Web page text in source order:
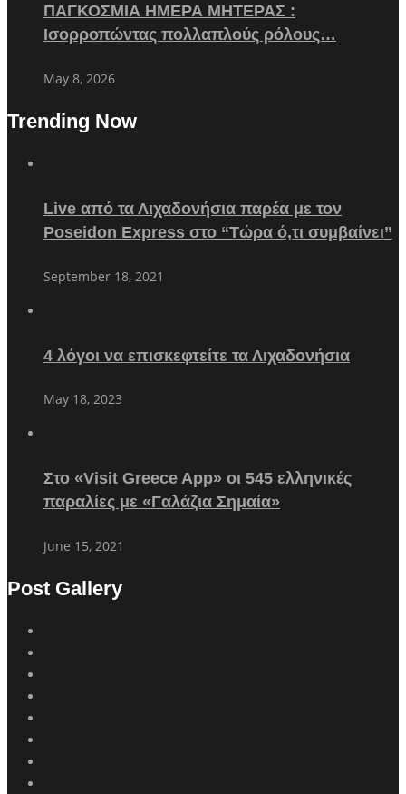
ΠΑΓΚΟΣΜΙΑ ΗΜΕΡΑ ΜΗΤΕΡΑΣ :
Ισορροπώντας πολλαπλούς ρόλους…
May 8, 2026
Trending Now
Live από τα Λιχαδονήσια παρέα με τον
Poseidon Express στο “Τώρα ό,τι συμβαίνει”
September 18, 2021
4 λόγοι να επισκεφτείτε τα Λιχαδονήσια
May 18, 2023
Στο «Visit Greece App» οι 545 ελληνικές
παραλίες με «Γαλάζια Σημαία»
June 15, 2021
Post Gallery